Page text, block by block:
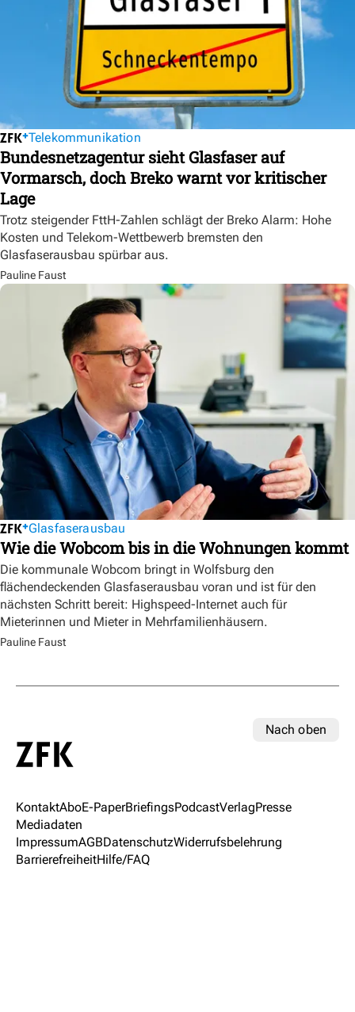
Telekommunikation
Bundesnetzagentur sieht Glasfaser auf
Vormarsch, doch Breko warnt vor kritischer
Lage
Trotz steigender FttH-Zahlen schlägt der Breko Alarm: Hohe
Kosten und Telekom-Wettbewerb bremsten den
Glasfaserausbau spürbar aus.
Pauline Faust
Glasfaserausbau
Wie die Wobcom bis in die Wohnungen kommt
Die kommunale Wobcom bringt in Wolfsburg den
flächendeckenden Glasfaserausbau voran und ist für den
nächsten Schritt bereit: Highspeed-Internet auch für
Mieterinnen und Mieter in Mehrfamilienhäusern.
Pauline Faust
Nach oben
KontaktAboE-PaperBriefingsPodcastVerlagPresse
Mediadaten
ImpressumAGBDatenschutzWiderrufsbelehrung
BarrierefreiheitHilfe/FAQ